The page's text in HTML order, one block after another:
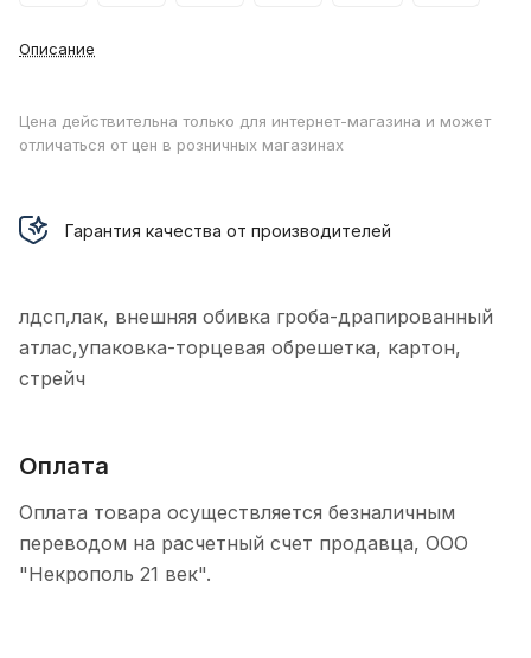
Описание
Цена действительна только для интернет-магазина и может
отличаться от цен в розничных магазинах
Гарантия качества от производителей
лдсп,лак, внешняя обивка гроба-драпированный
атлас,упаковка-торцевая обрешетка, картон,
стрейч
Оплата
Оплата товара осуществляется безналичным
переводом на расчетный счет продавца, ООО
"Некрополь 21 век".